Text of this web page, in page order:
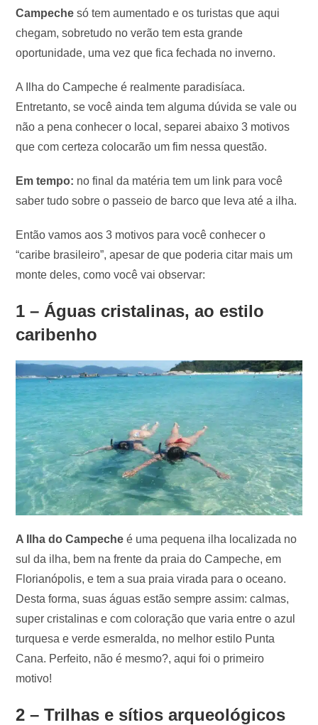
Campeche só tem aumentado e os turistas que aqui
chegam, sobretudo no verão tem esta grande
oportunidade, uma vez que fica fechada no inverno.
A Ilha do Campeche é realmente paradisíaca.
Entretanto, se você ainda tem alguma dúvida se vale ou
não a pena conhecer o local, separei abaixo 3 motivos
que com certeza colocarão um fim nessa questão.
Em tempo: no final da matéria tem um link para você
saber tudo sobre o passeio de barco que leva até a ilha.
Então vamos aos 3 motivos para você conhecer o
“caribe brasileiro”, apesar de que poderia citar mais um
monte deles, como você vai observar:
1 – Águas cristalinas, ao estilo
caribenho
A Ilha do Campeche é uma pequena ilha localizada no
sul da ilha, bem na frente da praia do Campeche, em
Florianópolis, e tem a sua praia virada para o oceano.
Desta forma, suas águas estão sempre assim: calmas,
super cristalinas e com coloração que varia entre o azul
turquesa e verde esmeralda, no melhor estilo Punta
Cana. Perfeito, não é mesmo?, aqui foi o primeiro
motivo!
2 – Trilhas e sítios arqueológicos